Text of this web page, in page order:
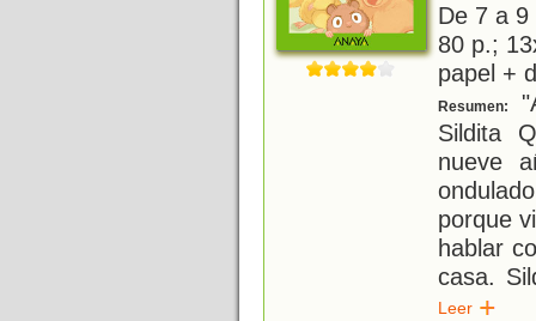
De 7 a
80 p.;
papel +
Resumen:
Sildita
nueve
porque
hablar
casa.
Leer